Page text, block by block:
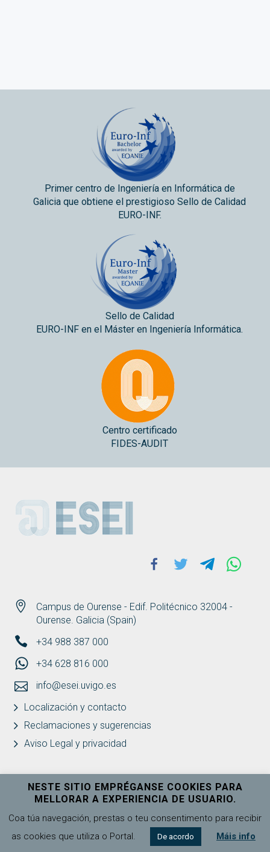
Primer centro de Ingeniería en Informática de
Galicia que obtiene el prestigioso Sello de Calidad
EURO-INF.
Sello de Calidad
EURO-INF en el Máster en Ingeniería Informática.
Centro certificado
FIDES-AUDIT
ESEI
Campus de Ourense - Edif. Politécnico 32004 -
Ourense. Galicia (Spain)
+34 988 387 000
+34 628 816 000
info@esei.uvigo.es
Localización y contacto
Reclamaciones y sugerencias
Aviso Legal y privacidad
Facebook
Twitter Telegram
NESTE SITIO EMPRÉGANSE COOKIES PARA
MELLORAR A EXPERIENCIA DE USUARIO.
Coa túa navegación, prestas o teu consentimento para recibir
as cookies que utiliza o Portal.
De acordo Máis info